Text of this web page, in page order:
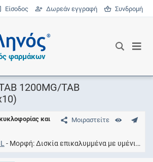
Είσοδος Δωρεάν εγγραφή Συνδρομή
®
φαρμάκων
1200MG/TAB
Μοιραστείτε
και
Μορφή Δισκία επικαλυμμένα με υμένιο